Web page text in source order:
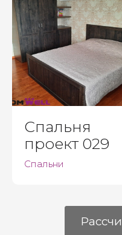
Спальня
проект 029
Спальни